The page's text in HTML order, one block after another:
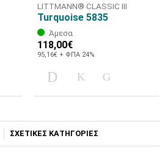
LITTMANN® CLASSIC III
Turquoise 5835
Άμεσα
118,00€
95,16€ + ΦΠΑ 24%
ΣΧΕΤΙΚΕΣ ΚΑΤΗΓΟΡΙΕΣ